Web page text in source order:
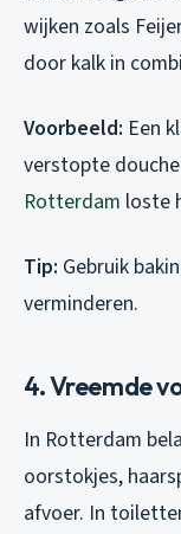
wijken zoals
door kalk in
Voorbeeld: Een
verstopte
Rotterdam loste
Tip: Gebruik
verminderen.
4. Vreemde
In Rotterdam
oorstokjes,
afvoer. In